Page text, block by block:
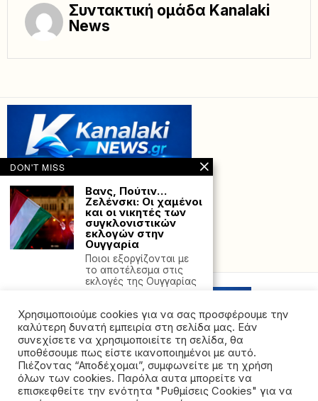
Συντακτική ομάδα Kanalaki
News
by Hostville”)
©2026 - All rights reserved. Απαγορεύεται ρητά η
Χρησιμοποιούμε cookies για να σας προσφέρουμε την
καλύτερη δυνατή εμπειρία στη σελίδα μας. Εάν
συνεχίσετε να χρησιμοποιείτε τη σελίδα, θα
υποθέσουμε πως είστε ικανοποιημένοι με αυτό.
Πιέζοντας “Αποδέχομαι”, συμφωνείτε με τη χρήση
όλων των cookies. Παρόλα αυτα μπορείτε να
επισκεφθείτε την ενότητα "Ρυθμίσεις Cookies" για να
DON'T MISS
Βανς, Πούτιν…
Ζελένσκι: Οι χαμένοι
και οι νικητές των
συγκλονιστικών
εκλογών στην
Ουγγαρία
Ποιοι εξοργίζονται με
το αποτέλεσμα στις
εκλογές της Ουγγαρίας
ΗΠΑ: Η ομάδα
εκστρατείας του
Τραμπ κάνει λόγο
για «συγκεκριμένες»
απειλές δολοφονίας
του προερχόμενες
από το Ιράν
Η ομάδα η οποία